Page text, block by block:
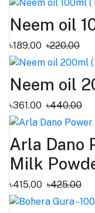
Neem oil
৳189.00 ৳220.00
Neem oil
৳361.00 ৳440.00
Arla Dano
Milk
৳415.00 ৳425.00